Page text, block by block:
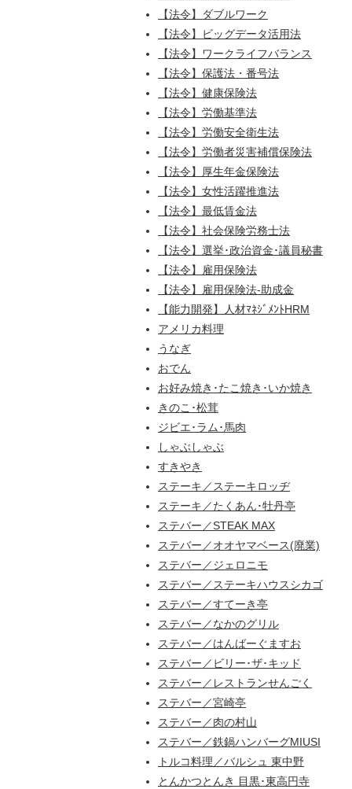
【法令】ダブルワーク
【法令】ビッグデータ活用法
【法令】ワークライフバランス
【法令】保護法・番号法
【法令】健康保険法
【法令】労働基準法
【法令】労働安全衛生法
【法令】労働者災害補償保険法
【法令】厚生年金保険法
【法令】女性活躍推進法
【法令】最低賃金法
【法令】社会保険労務士法
【法令】選挙･政治資金･議員秘書
【法令】雇用保険法
【法令】雇用保険法-助成金
【能力開発】人材ﾏﾈｼﾞﾒﾝﾄHRM
アメリカ料理
うなぎ
おでん
お好み焼き･たこ焼き･いか焼き
きのこ･松茸
ジビエ･ラム･馬肉
しゃぶしゃぶ
すきやき
ステーキ／ステーキロッヂ
ステーキ／たくあん･牡丹亭
ステバー／STEAK MAX
ステバー／オオヤマベース(廃業)
ステバー／ジェロニモ
ステバー／ステーキハウスシカゴ
ステバー／すてーき亭
ステバー／なかのグリル
ステバー／はんばーぐますお
ステバー／ビリー･ザ･キッド
ステバー／レストランせんごく
ステバー／宮崎亭
ステバー／肉の村山
ステバー／鉄鍋ハンバーグMIUSI
トルコ料理／バルシュ 東中野
とんかつとんき 目黒･東高円寺